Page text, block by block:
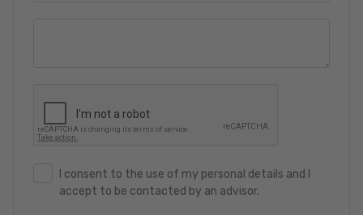
I consent to the use of my personal details and I
accept to be contacted by an advisor.